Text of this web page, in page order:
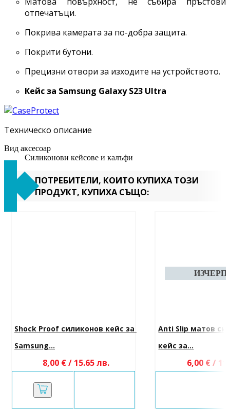
отпечатъци.
Покрива камерата за по-добра защита.
Покрити бутони.
Прецизни отвори за изходите на устройството.
Кейс за Samsung Galaxy S23 Ultra
Техническо описание
Вид аксесоар
Силиконови кейсове и калъфи
ПОТРЕБИТЕЛИ, КОИТО КУПИХА ТОЗИ
ПРОДУКТ, КУПИХА СЪЩО:
Shock Proof силиконов кейс за
Samsung...
8,00 € / 15.65 лв.
Anti Slip матов
кейс за...
6,00 € /